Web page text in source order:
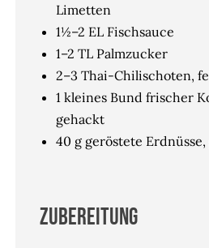
Limetten
1½–2 EL Fischsauce
1–2 TL Palmzucker
2–3 Thai-Chilischoten,
1 kleines Bund frischer
gehackt
40 g geröstete
Zubereitung